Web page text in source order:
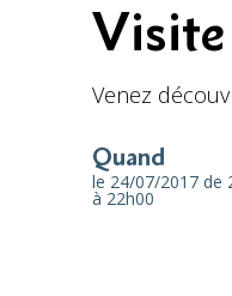
Venez
Quand
le 24/07/2017 de
à 22h00